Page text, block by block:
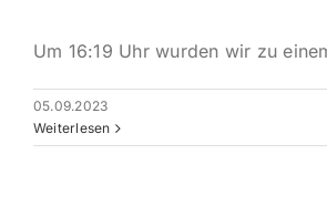
Um 16:19 Uhr wurden wir zu
05.09.2023
Weiterlesen